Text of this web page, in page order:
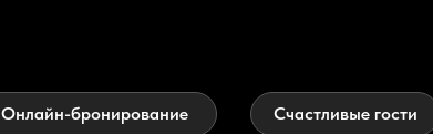
Онлайн-бронирование Счастливые гости